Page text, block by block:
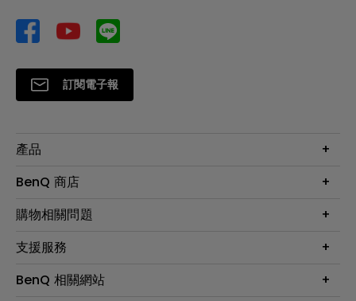
訂閱電子報
產品
大型液晶
投影機
智慧照明
專業拍物視訊鏡頭
BenQ 商店
最新產品與活動
尋找銷售據點
會員綁定LINE教學
購物相關問題
第一次購物就上手
延長保固購買
支援服務
服務公告
BenQ 相關網站